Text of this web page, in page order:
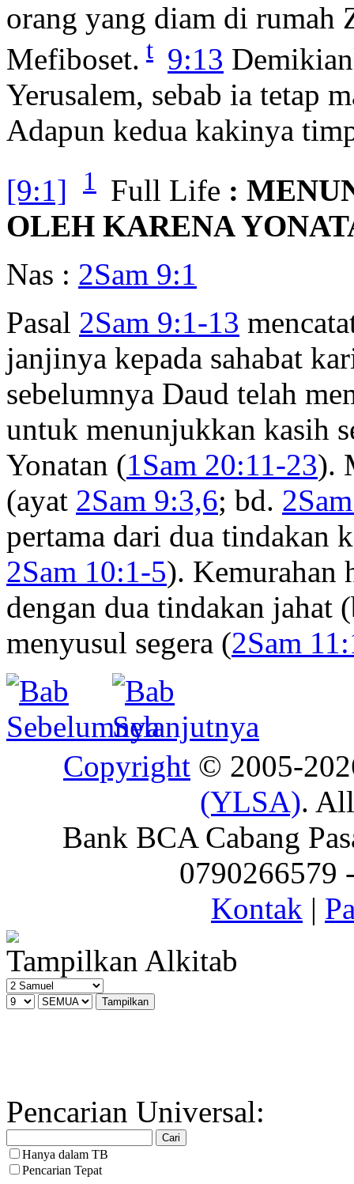
orang yang diam di rumah
Mefiboset. t 9:13
Yerusalem, sebab ia tetap
Adapun kedua kakinya
[9:1]
1 Full Life :
OLEH KARENA
Nas : 2Sam 9:1
Pasal 2Sam 9:1-13
janjinya kepada sahabat
sebelumnya Daud telah
untuk menunjukkan kasih
Yonatan (1Sam 20:11-23).
(ayat 2Sam 9:3,6; bd.
pertama dari dua tindakan
2Sam 10:1-5). Kemurahan
dengan dua tindakan jahat
menyusul segera (2Sam
Copyright © 2005-
(YLSA).
Bank BCA Cabang
0790266579
Kontak |
Tampilkan Alkitab
Pencarian Universal:
Hanya dalam TB
Pencarian Tepat